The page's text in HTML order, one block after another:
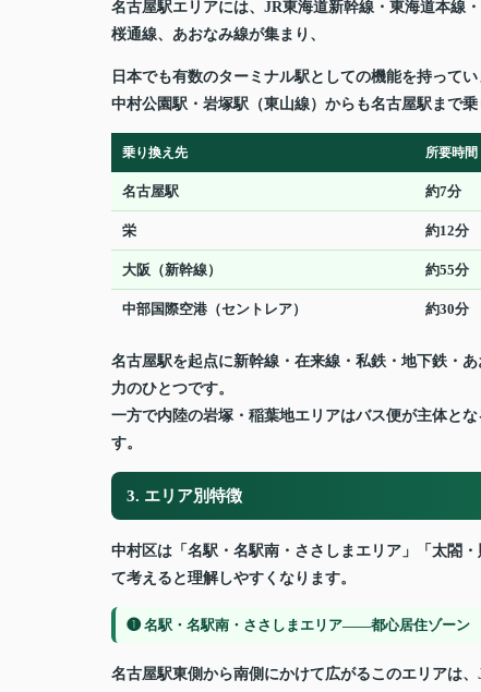
名古屋駅エリアには、JR東海道新幹線・東海道本線
桜通線、あおなみ線が集まり、
日本でも有数のターミナル駅としての機能を持ってい
中村公園駅・岩塚駅（東山線）からも名古屋駅まで乗
乗り換え先 所要時間
名古屋駅 約7分
栄 約12分
大阪（新幹線） 約55分
中部国際空港（セントレア） 約30分
名古屋駅を起点に新幹線・在来線・私鉄・地下鉄・
力のひとつです。
一方で内陸の岩塚・稲葉地エリアはバス便が主体と
す。
3. エリア別特徴
中村区は「名駅・名駅南・ささしまエリア」「太閤
て考えると理解しやすくなります。
❶ 名駅・名駅南・ささしまエリア——都心居住ゾーン
名古屋駅東側から南側にかけて広がるこのエリアは